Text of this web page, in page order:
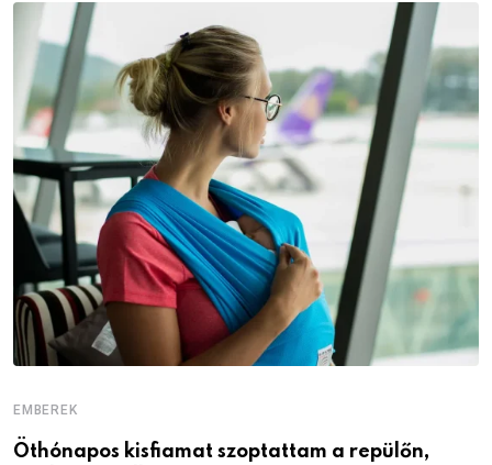
EMBEREK
Öthónapos kisfiamat szoptattam a repülőn,